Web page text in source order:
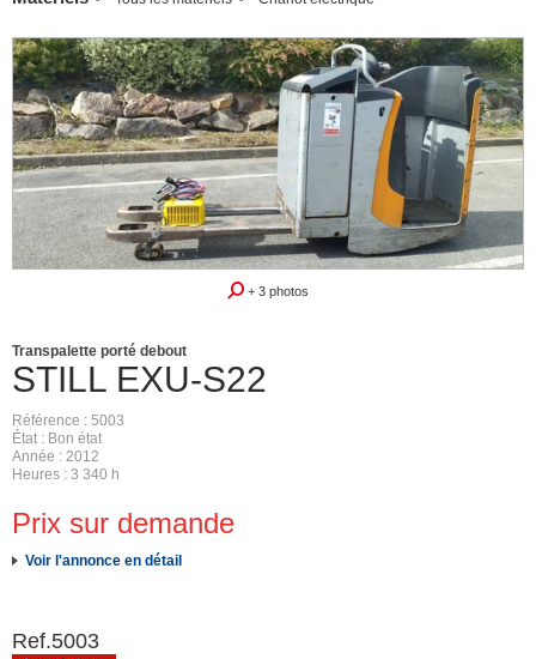
Révisé repeint garantie
+ 3 photos
STILL EXU-S22
Transpalette porté debout
Référence
5003
État
Bon état
Année
2012
Heures
3 340 h
Prix sur demande
Voir l'annonce en détail
Ref.5003